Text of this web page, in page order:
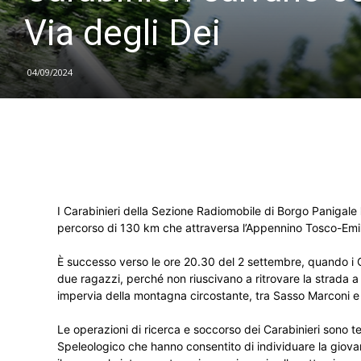
Via degli Dei
04/09/2024
I Carabinieri della Sezione Radiomobile di Borgo
percorso di 130 km che attraversa l’Appennino Tosco-
È successo verso le ore 20.30 del 2 settembre, quando
due ragazzi, perché non riuscivano a ritrovare la strada
impervia della montagna circostante, tra Sasso Marconi e
Le operazioni di ricerca e soccorso dei Carabinieri sono
Speleologico che hanno consentito di individuare la